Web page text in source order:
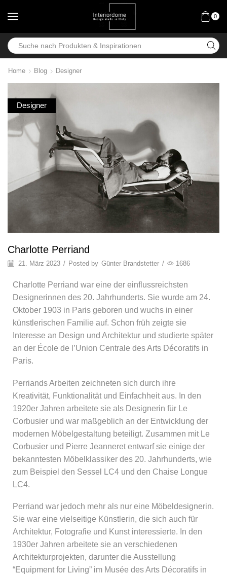
0
Home Blog Designer
Designer
Charlotte Perriand
21. März 2023 / Posted by Günter Brandstetter / 1686
Charlotte Perriand war eine der einflussreichsten
Designerinnen des 20. Jahrhunderts. Sie wurde am 24.
Oktober 1903 in Paris geboren und wuchs in einer
künstlerischen Familie auf. Schon früh zeigte sie
Interesse an Design und Architektur und studierte später
an der École de l’Union Centrale des Arts Décoratifs in
Paris.
Perriands Arbeiten zeichneten sich durch ihre
Kreativität, Funktionalität und Einfachheit aus. In den
1920er Jahren arbeitete sie als Designerin für Le
Corbusier und war maßgeblich an der Entwicklung der
modernen Möbelgestaltung beteiligt. Zusammen mit Le
Corbusier und Pierre Jeanneret entwarf sie einige der
bekanntesten Möbelklassiker des 20. Jahrhunderts, wie
zum Beispiel den Sessel LC4 und den Chaise Longue
LC4.
Perriand war jedoch mehr als nur eine Möbeldesignerin.
Sie war eine vielseitige Künstlerin, die sich auch für
Architektur, Fotografie und Kunst interessierte. In den
1930er Jahren arbeitete sie an verschiedenen
Architekturprojekten, darunter die Ausstellung
“Equipment for Living” im Musée des Arts Décoratifs in